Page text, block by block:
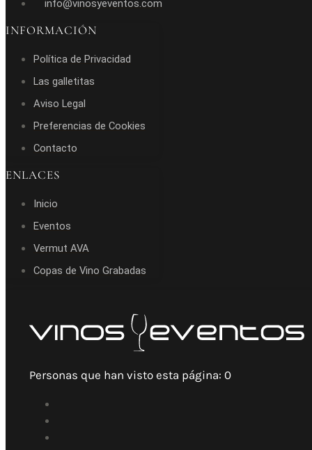
info@vinosyeventos.com
INFORMACIÓN
Política de Privacidad
Las galletitas
Aviso Legal
Preferencias de Cookies
Contacto
ENLACES
Inicio
Eventos
Vermut AVA
Copas de Vino Grabadas
Personas que han visto esta página: 0